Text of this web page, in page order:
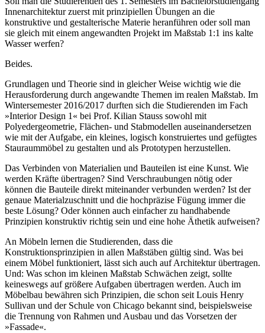
Innenarchitektur zuerst mit prinzipiellen Übungen an die
konstruktive und gestalterische Materie heranführen oder soll man
sie gleich mit einem angewandten Projekt im Maßstab 1:1 ins kalte
Wasser werfen?
Beides.
Grundlagen und Theorie sind in gleicher Weise wichtig wie die
Herausforderung durch angewandte Themen im realen Maßstab. Im
Wintersemester 2016/2017 durften sich die Studierenden im Fach
»Interior Design 1« bei Prof. Kilian Stauss sowohl mit
Polyedergeometrie, Flächen- und Stabmodellen auseinandersetzen
wie mit der Aufgabe, ein kleines, logisch konstruiertes und gefügtes
Stauraummöbel zu gestalten und als Prototypen herzustellen.
Das Verbinden von Materialien und Bauteilen ist eine Kunst. Wie
werden Kräfte übertragen? Sind Verschraubungen nötig oder
können die Bauteile direkt miteinander verbunden werden? Ist der
genaue Materialzuschnitt und die hochpräzise Fügung immer die
beste Lösung? Oder können auch einfacher zu handhabende
Prinzipien konstruktiv richtig sein und eine hohe Äthetik aufweisen?
An Möbeln lernen die Studierenden, dass die
Konstruktionsprinzipien in allen Maßstäben gültig sind. Was bei
einem Möbel funktioniert, lässt sich auch auf Architektur übertragen.
Und: Was schon im kleinen Maßstab Schwächen zeigt, sollte
keineswegs auf größere Aufgaben übertragen werden. Auch im
Möbelbau bewähren sich Prinzipien, die schon seit Louis Henry
Sullivan und der Schule von Chicago bekannt sind, beispielsweise
die Trennung von Rahmen und Ausbau und das Vorsetzen der
»Fassade«.